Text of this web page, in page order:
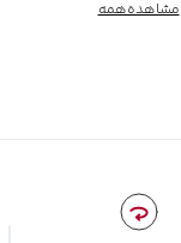
مشاهده‌همه